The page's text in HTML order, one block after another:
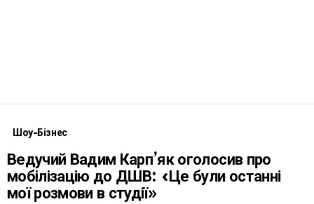
Шоу-Бізнес
Ведучий Вадим Карп’як оголосив про
мобілізацію до ДШВ: «Це були останні
мої розмови в студії»